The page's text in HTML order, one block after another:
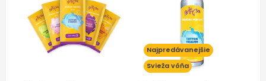
Najpredávanejšie
Svieža vôňa